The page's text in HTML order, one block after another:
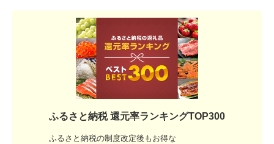
ふるさと納税 還元率ランキングTOP300
ふるさと納税の制度改定後もお得な